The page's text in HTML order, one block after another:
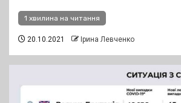
1 хвилина на читання
20.10.2021 Ірина Левченко